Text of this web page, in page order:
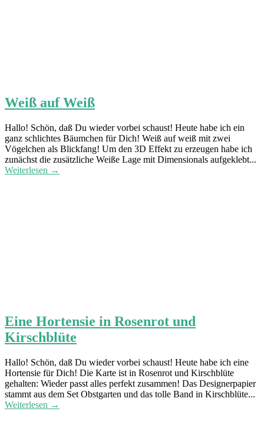
Weiß auf Weiß
Hallo! Schön, daß Du wieder vorbei schaust! Heute habe ich ein
ganz schlichtes Bäumchen für Dich! Weiß auf weiß mit zwei
Vögelchen als Blickfang! Um den 3D Effekt zu erzeugen habe ich
zunächst die zusätzliche Weiße Lage mit Dimensionals aufgeklebt...
Weiterlesen →
Eine Hortensie in Rosenrot und
Kirschblüte
Hallo! Schön, daß Du wieder vorbei schaust! Heute habe ich eine
Hortensie für Dich! Die Karte ist in Rosenrot und Kirschblüte
gehalten: Wieder passt alles perfekt zusammen! Das Designerpapier
stammt aus dem Set Obstgarten und das tolle Band in Kirschblüte...
Weiterlesen →